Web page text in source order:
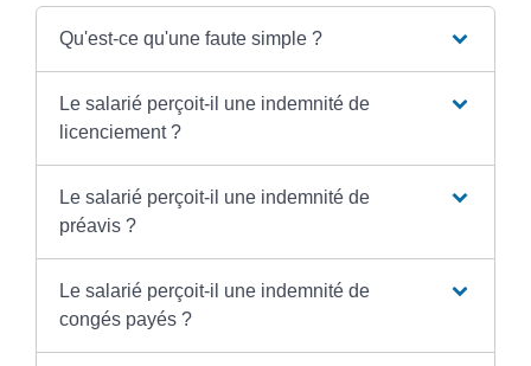
Qu'est-ce qu'une faute simple ?
Le salarié perçoit-il une indemnité de
licenciement ?
Le salarié perçoit-il une indemnité de
préavis ?
Le salarié perçoit-il une indemnité de
congés payés ?